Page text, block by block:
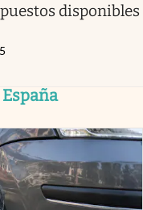
disponibles